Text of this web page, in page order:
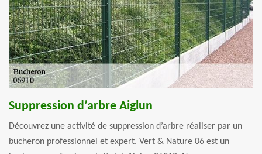
Suppression d’arbre Aiglun
Découvrez une activité de suppression d’arbre réaliser par un
bucheron professionnel et expert. Vert & Nature 06 est un